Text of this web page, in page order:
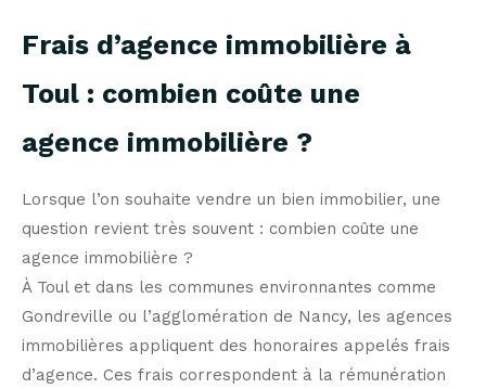
Frais d’agence immobilière à
Toul : combien coûte une
agence immobilière ?
Lorsque l’on souhaite vendre un bien immobilier, une
question revient très souvent : combien coûte une
agence immobilière ?
À Toul et dans les communes environnantes comme
Gondreville ou l’agglomération de Nancy, les agences
immobilières appliquent des honoraires appelés frais
d’agence. Ces frais correspondent à la rémunération